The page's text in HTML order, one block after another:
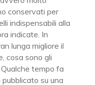
conservati per
indispensabili alla
indicate. In
lunga migliore il
cosa sono gli
tempo fa
su una